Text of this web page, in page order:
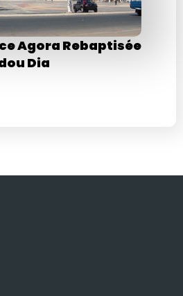
Agora Rebaptisée
Dia